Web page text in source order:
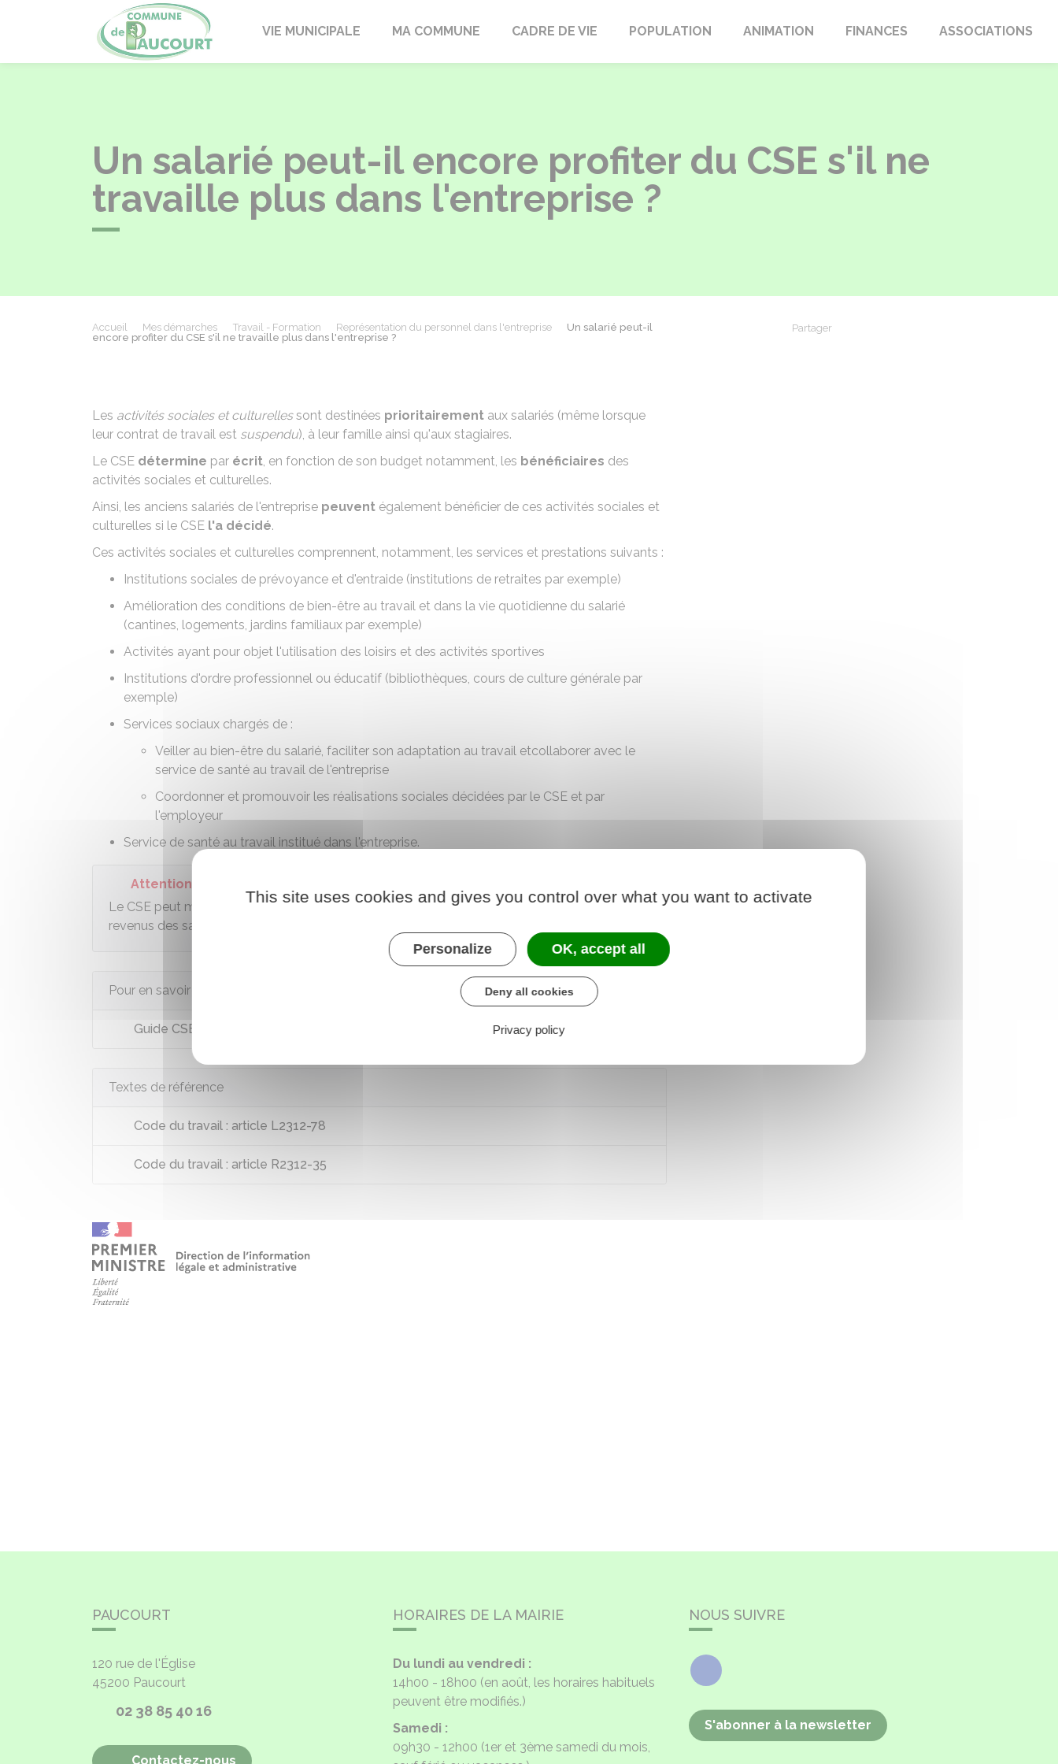
PaucourtVIE MUNICIPALE MA COMMUNE CADRE DE VIE POPULATION ANIMATION FINANCES ASSOCIATIONS
Un salarié peut-il encore profiter du CSE s'il ne
travaille plus dans l'entreprise ?
Accueil Mes démarches Travail - Formation Représentation du personnel dans l'entreprise
Un salarié peut-il
encore profiter du CSE s'il ne travaille plus dans l'entreprise ?
Partager
Les activités sociales et culturellessont destinées prioritairement aux salariés (même lorsque
leur contrat de travail est suspendu), à leur famille ainsi qu'aux stagiaires.
Le CSE détermine par écrit, en fonction de son budget notamment, les bénéficiaires des
activités sociales et culturelles.
Ainsi, les anciens salariés de l'entreprise peuvent également bénéficier de ces activités sociales et
culturelles si le CSE l'a décidé.
Ces activités sociales et culturelles comprennent, notamment, les services et prestations suivants :
Institutions sociales de prévoyance et d'entraide (institutions de retraites par exemple)
Amélioration des conditions de bien-être au travail et dans la vie quotidienne du salarié
(cantines, logements, jardins familiaux par exemple)
Activités ayant pour objet l'utilisation des loisirs et des activités sportives
Institutions d'ordre professionnel ou éducatif (bibliothèques, cours de culture générale par
exemple)
Services sociaux chargés de :
Veiller au bien-être du salarié, faciliter son adaptation au travail etcollaborer avec le
service de santé au travail de l'entreprise
Coordonner et promouvoir les réalisations sociales décidées par le CSE et par
l'employeur
Service de santé au travail institué dans l'entreprise.
Attention
Le CSE peut moduler les avantages en fonction de certains critères tels que, par exemple, les
revenus des salariés ou l'âge des enfants.
Pour en savoir plus
Guide CSE : Principes applicables en matière de cotisations sur les prestations
Textes de référence
Code du travail : article L2312-78
Code du travail : article R2312-35
PAUCOURT
120 rue de l'Église
45200 Paucourt
02 38 85 40 16
Contactez-nous
HORAIRES DE LA MAIRIE
Du lundi au vendredi :
14h00 - 18h00 (en août, les horaires habituels
peuvent être modifiés.)
Samedi :
09h30 - 12h00 (1er et 3ème samedi du mois,
NOUS SUIVRE
Facebook
S'abonner à la newsletter
This site uses cookies and gives you control over what you want to activate
Personalize OK, accept all
Deny all cookies
Privacy policy